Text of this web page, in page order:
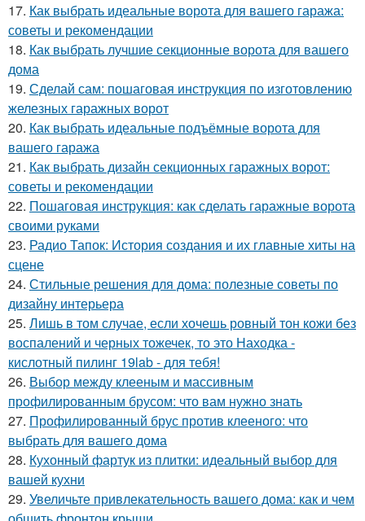
17. Как выбрать идеальные ворота для вашего гаража:
советы и рекомендации
18. Как выбрать лучшие секционные ворота для вашего
дома
19. Сделай сам: пошаговая инструкция по изготовлению
железных гаражных ворот
20. Как выбрать идеальные подъёмные ворота для
вашего гаража
21. Как выбрать дизайн секционных гаражных ворот:
советы и рекомендации
22. Пошаговая инструкция: как сделать гаражные ворота
своими руками
23. Радио Тапок: История создания и их главные хиты на
сцене
24. Стильные решения для дома: полезные советы по
дизайну интерьера
25. Лишь в том случае, если хочешь ровный тон кожи без
воспалений и черных тожечек, то это Находка -
кислотный пилинг 19lab - для тебя!
26. Выбор между клееным и массивным
профилированным брусом: что вам нужно знать
27. Профилированный брус против клееного: что
выбрать для вашего дома
28. Кухонный фартук из плитки: идеальный выбор для
вашей кухни
29. Увеличьте привлекательность вашего дома: как и чем